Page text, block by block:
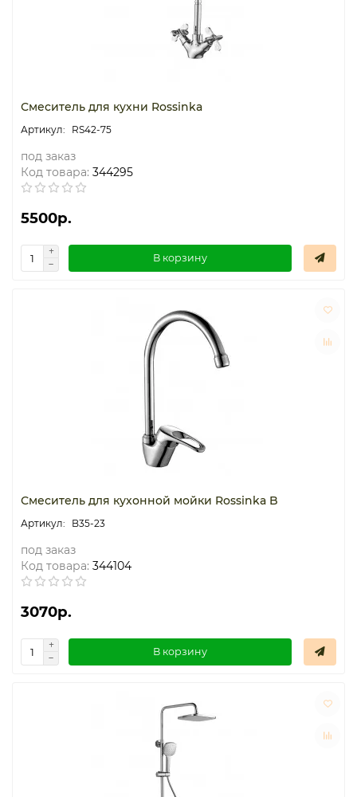
Смеситель для кухни Rossinka
RS42-75
под заказ
Код товара: 344295
5500р.
В корзину
Смеситель для кухонной мойки Rossinka B
B35-23
под заказ
Код товара: 344104
3070р.
В корзину